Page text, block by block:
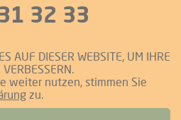
32 33
Schweiz und Deutschland
an
AUF DIESER WEBSITE, UM IHRE
weiter nutzen, stimmen Sie
zu.